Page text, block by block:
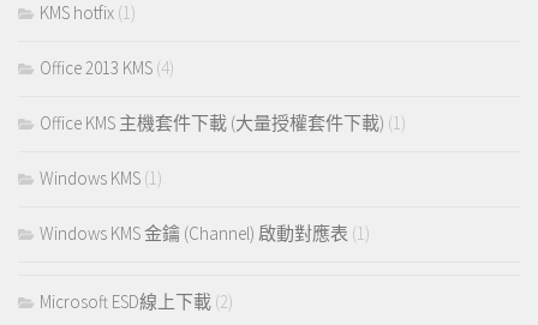
KMS hotfix (1)
Office 2013 KMS (4)
Office KMS 主機套件下載 (大量授權套件下載) (1)
Windows KMS (1)
Windows KMS 金鑰 (Channel) 啟動對應表 (1)
Microsoft ESD線上下載 (2)